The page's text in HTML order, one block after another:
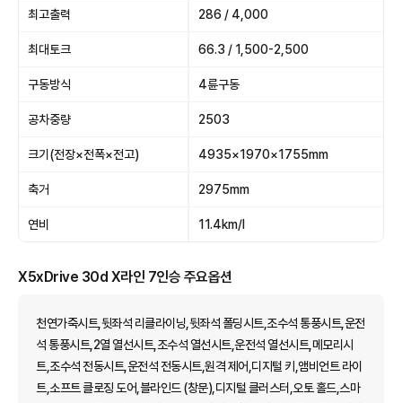
최고출력 286 / 4,000
최대토크 66.3 / 1,500-2,500
구동방식 4륜구동
공차중량 2503
크기(전장×전폭×전고) 4935×1970×1755mm
축거 2975mm
연비 11.4km/l
X5xDrive 30d X라인 7인승 주요옵션
천연가죽시트,뒷좌석 리클라이닝,뒷좌석 폴딩시트,조수석 통풍시트,운전
석 통풍시트,2열 열선시트,조수석 열선시트,운전석 열선시트,메모리시
트,조수석 전동시트,운전석 전동시트,원격 제어,디지털 키,앰비언트 라이
트,소프트 클로징 도어,블라인드 (창문),디지털 클러스터,오토 홀드,스마